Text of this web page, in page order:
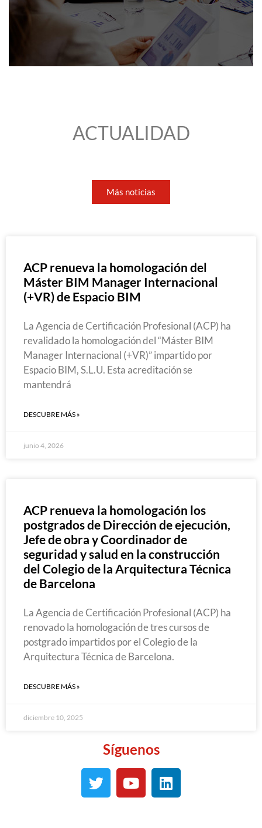
ACTUALIDAD
Más noticias
ACP renueva la homologación del
Máster BIM Manager Internacional
(+VR) de Espacio BIM
La Agencia de Certificación Profesional (ACP) ha
revalidado la homologación del “Máster BIM
Manager Internacional (+VR)” impartido por
Espacio BIM, S.L.U. Esta acreditación se
mantendrá
DESCUBRE MÁS »
junio 4, 2026
ACP renueva la homologación los
postgrados de Dirección de ejecución,
Jefe de obra y Coordinador de
seguridad y salud en la construcción
del Colegio de la Arquitectura Técnica
de Barcelona
La Agencia de Certificación Profesional (ACP) ha
renovado la homologación de tres cursos de
postgrado impartidos por el Colegio de la
Arquitectura Técnica de Barcelona.
DESCUBRE MÁS »
diciembre 10, 2025
Síguenos